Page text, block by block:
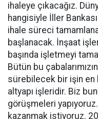
ihaleye çıkacağız.
hangisiyle İller
ihale süreci
başlanacak. İnşaat
başında işletmeyi
Bütün bu
sürebilecek bir işin en
altyapı işleridir. Biz
görüşmeleri
kazanmak istiyoruz.